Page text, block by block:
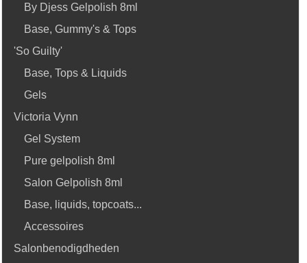
By Djess Gelpolish 8ml
Base, Gummy's & Tops
'So Guilty'
Base, Tops & Liquids
Gels
Victoria Vynn
Gel System
Pure gelpolish 8ml
Salon Gelpolish 8ml
Base, liquids, topcoats...
Accessoires
Salonbenodigdheden